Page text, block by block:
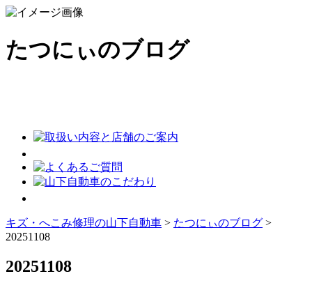
たつにぃのブログ
キズ・へこみ修理の山下自動車 > たつにぃのブログ >
20251108
20251108